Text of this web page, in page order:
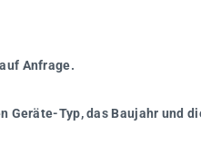
Anfrage.
Typ, das Baujahr